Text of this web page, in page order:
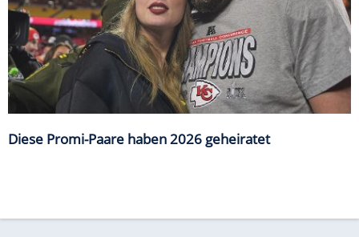
Diese Promi-Paare haben 2026 geheiratet